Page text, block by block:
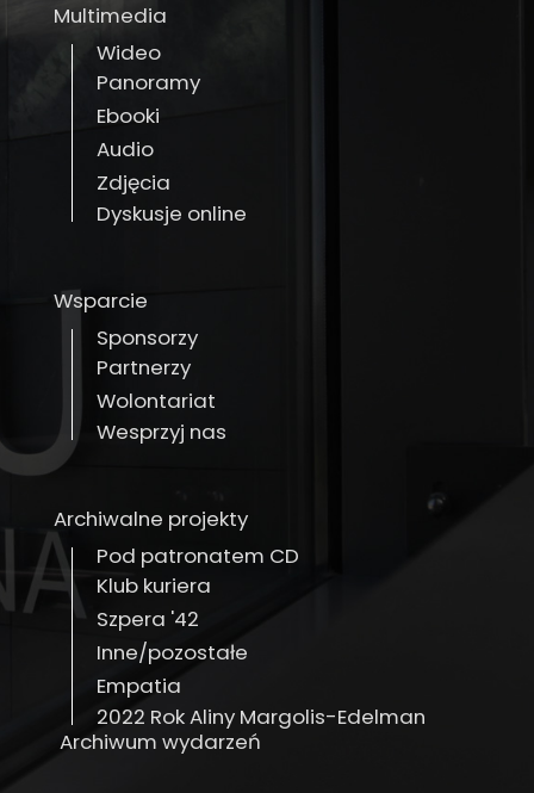
Multimedia
Wideo
Panoramy
Ebooki
Audio
Zdjęcia
Dyskusje online
Wsparcie
Sponsorzy
Partnerzy
Wolontariat
Wesprzyj nas
Archiwalne projekty
Pod patronatem CD
Klub kuriera
Szpera '42
Inne/pozostałe
Empatia
2022 Rok Aliny Margolis-Edelman
Archiwum wydarzeń